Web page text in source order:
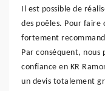
Il est possible de
des poêles. Pour
fortement
Par conséquent, nous
confiance en KR
un devis totalement